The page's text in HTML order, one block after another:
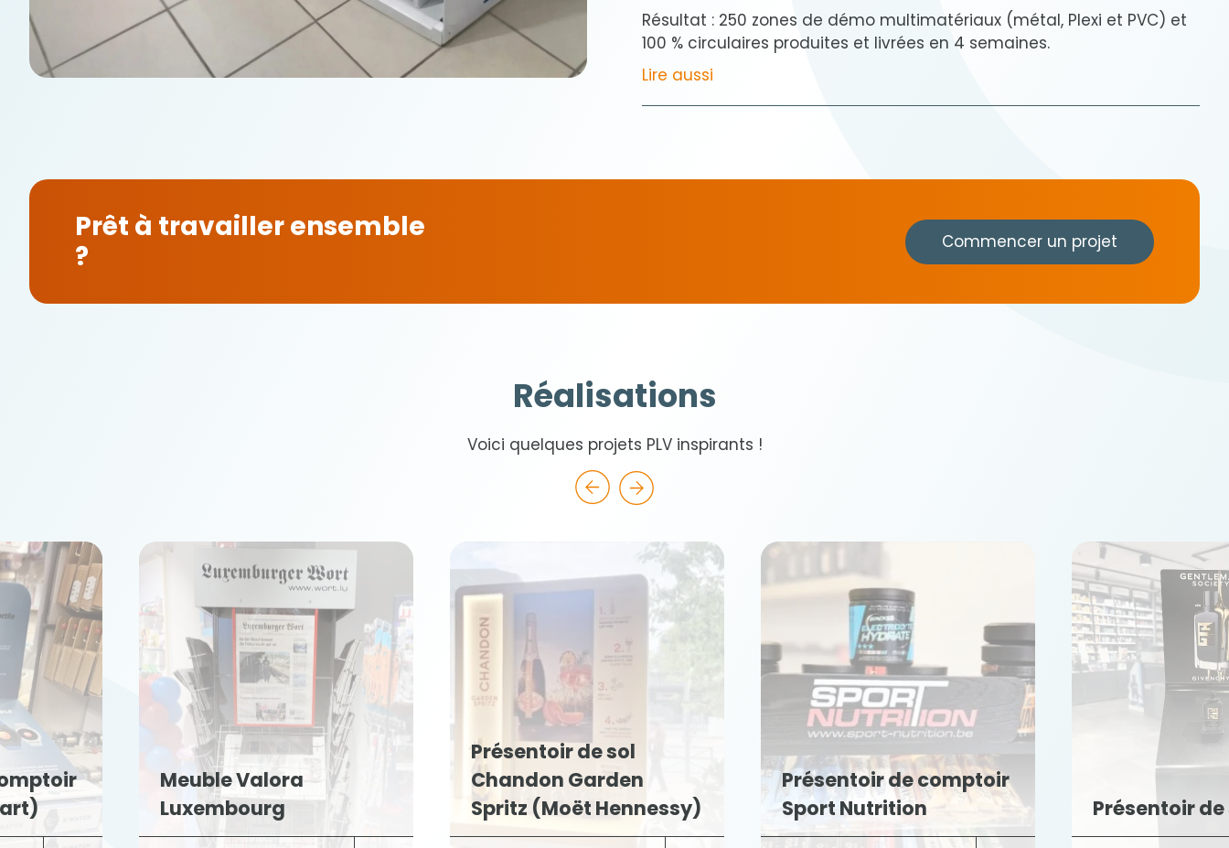
Résultat : 250 zones de démo multimatériaux (métal, Plexi et PVC) et
100 % circulaires produites et livrées en 4 semaines.
Lire aussi
Prêt à travailler ensemble
?
Commencer un projet
Réalisations
Voici quelques projets PLV inspirants !
Meuble Valora
Luxembourg
Présentoir de sol
Chandon Garden
Spritz (Moët Hennessy)
Présentoir de comptoir
Sport Nutrition
Présentoir de